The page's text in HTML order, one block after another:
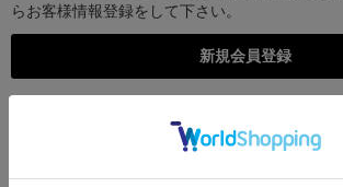
らお客様情報登録をして下さい。
こちらは個人様向けのページとなります。法人